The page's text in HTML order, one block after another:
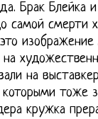
Брак Блейка
самой смерти
изображение
на
на
тоже
кружка